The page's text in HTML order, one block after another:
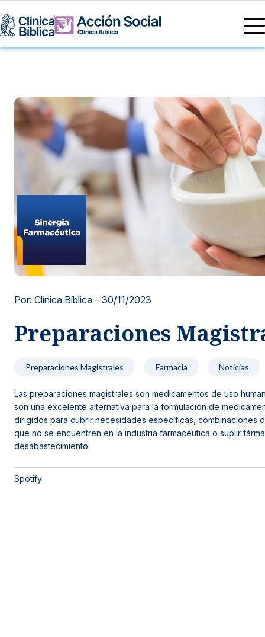
Nuestras especialidades
Centros de Excelencia
Servicios Generales
Servicios 24/7
Servicios Especializados
Otros Servicios
Mi Vida
Información
Información para el Paciente
Sobre nosotros
Investigación, Innovación y Docencia
Por: Clínica Bíblica – 30/11/2023
Preparaciones
Preparaciones Magistrales Farmacia Noticias
Las preparaciones magistrales son medicamentos de uso
son una excelente alternativa para la formulación de
dirigidos para cubrir necesidades específicas, combinaciones
que no se encuentren en la industria farmacéutica o suplir
desabastecimiento.
Spotify